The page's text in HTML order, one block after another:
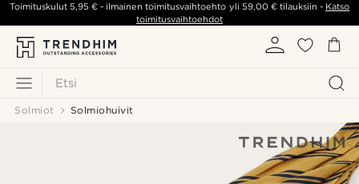
Etsi
Toimituskulut5,95 € - ilmainen toimitusvaihtoehto yli 59,00 €tilauksiin - Katso
toimitusvaihtoehdot
Solmiot Solmiohuivit